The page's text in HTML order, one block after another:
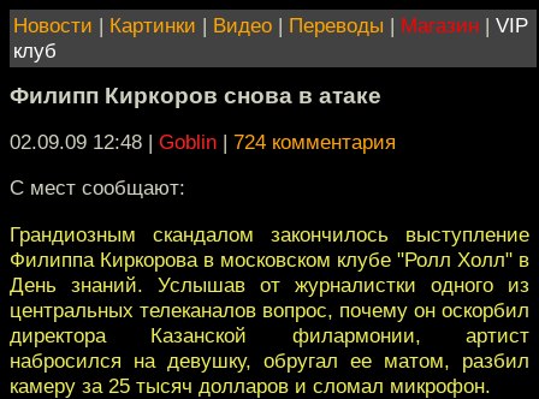
Новости | Картинки | Видео | Переводы | Магазин | VIP
клуб
Филипп Киркоров снова в атаке
02.09.09 12:48 | Goblin | 724 комментария
С мест сообщают:
Грандиозным скандалом закончилось выступление
Филиппа Киркорова в московском клубе "Ролл Холл" в
День знаний. Услышав от журналистки одного из
центральных телеканалов вопрос, почему он оскорбил
директора Казанской филармонии, артист
набросился на девушку, обругал ее матом, разбил
камеру за 25 тысяч долларов и сломал микрофон.